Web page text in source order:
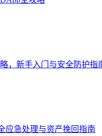
，新手入门与安全防护指
应急处理与资产挽回指南